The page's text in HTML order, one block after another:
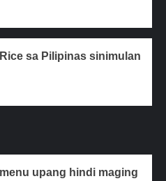
sa Pilipinas sinimulan
upang hindi maging